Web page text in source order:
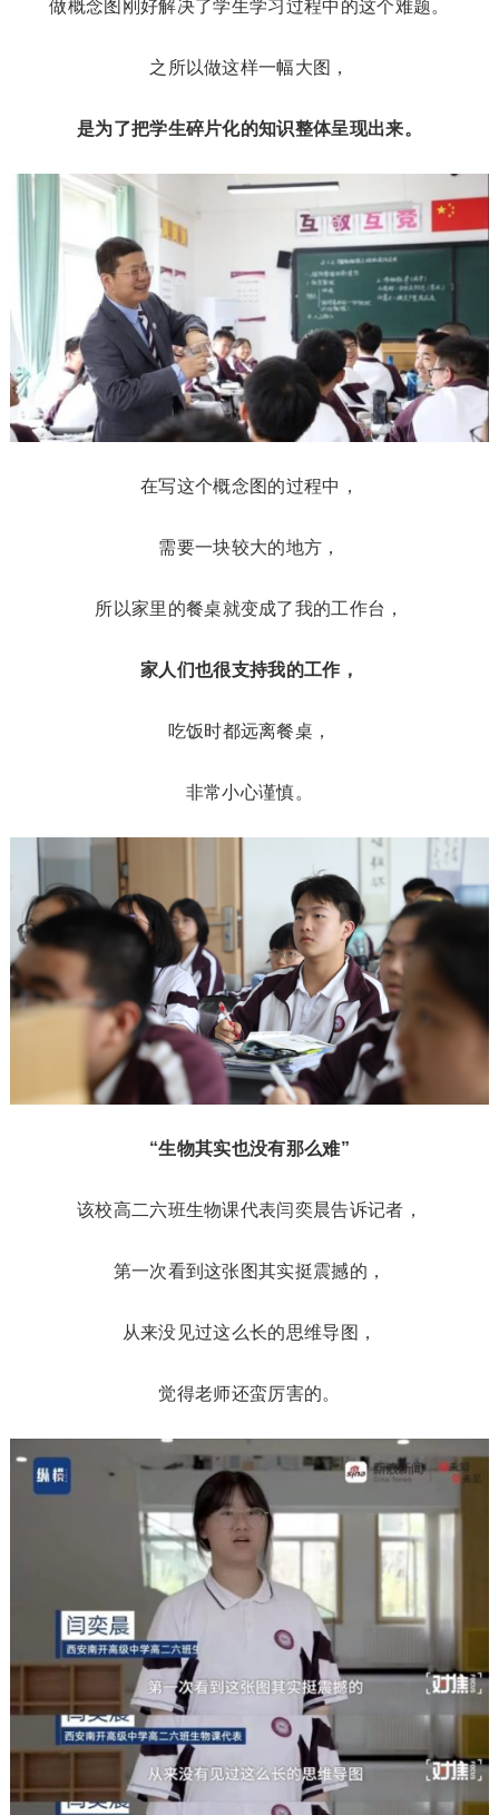
做概念图刚好解决了学生学习过程中的这个难题。
之所以做这样一幅大图，
是为了把学生碎片化的知识整体呈现出来。
在写这个概念图的过程中，
需要一块较大的地方，
所以家里的餐桌就变成了我的工作台，
家人们也很支持我的工作，
吃饭时都远离餐桌，
非常小心谨慎。
“生物其实也没有那么难”
该校高二六班生物课代表闫奕晨告诉记者，
第一次看到这张图其实挺震撼的，
从来没见过这么长的思维导图，
觉得老师还蛮厉害的。